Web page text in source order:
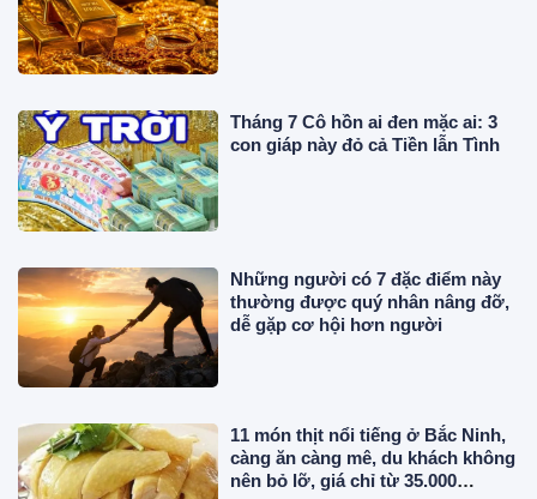
Tháng 7 Cô hồn ai đen mặc ai: 3
con giáp này đỏ cả Tiền lẫn Tình
Những người có 7 đặc điểm này
thường được quý nhân nâng đỡ,
dễ gặp cơ hội hơn người
11 món thịt nổi tiếng ở Bắc Ninh,
càng ăn càng mê, du khách không
nên bỏ lỡ, giá chỉ từ 35.000